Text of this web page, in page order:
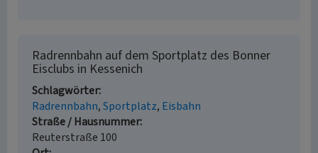
Radrennbahn auf dem Sportplatz des Bonner
Eisclubs in Kessenich
Schlagwörter
Radrennbahn Sportplatz Eisbahn
Straße / Hausnummer
Reuterstraße 100